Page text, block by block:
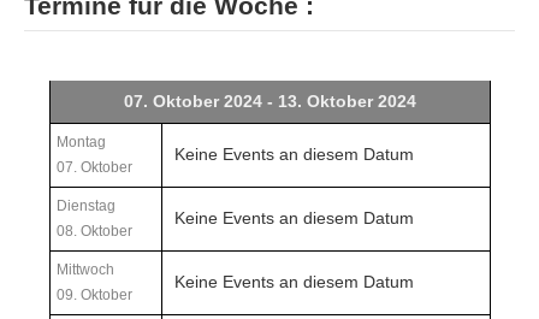
Termine für die Woche :
07. Oktober 2024 - 13. Oktober 2024
Montag
07. Oktober
Keine Events an diesem Datum
Dienstag
08. Oktober
Keine Events an diesem Datum
Mittwoch
09. Oktober
Keine Events an diesem Datum